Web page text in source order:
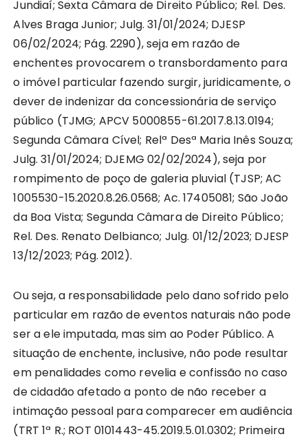
Jundiaí; Sexta Câmara de Direito Público; Rel. Des.
Alves Braga Junior; Julg. 31/01/2024; DJESP
06/02/2024; Pág. 2290), seja em razão de
enchentes provocarem o transbordamento para
o imóvel particular fazendo surgir, juridicamente, o
dever de indenizar da concessionária de serviço
público (TJMG; APCV 5000855-61.2017.8.13.0194;
Segunda Câmara Cível; Relª Desª Maria Inês Souza;
Julg. 31/01/2024; DJEMG 02/02/2024), seja por
rompimento de poço de galeria pluvial (TJSP; AC
1005530-15.2020.8.26.0568; Ac. 17405081; São João
da Boa Vista; Segunda Câmara de Direito Público;
Rel. Des. Renato Delbianco; Julg. 01/12/2023; DJESP
13/12/2023; Pág. 2012).
Ou seja, a responsabilidade pelo dano sofrido pelo
particular em razão de eventos naturais não pode
ser a ele imputada, mas sim ao Poder Público. A
situação de enchente, inclusive, não pode resultar
em penalidades como revelia e confissão no caso
de cidadão afetado a ponto de não receber a
intimação pessoal para comparecer em audiência
(TRT 1ª R.; ROT 0101443-45.2019.5.01.0302; Primeira